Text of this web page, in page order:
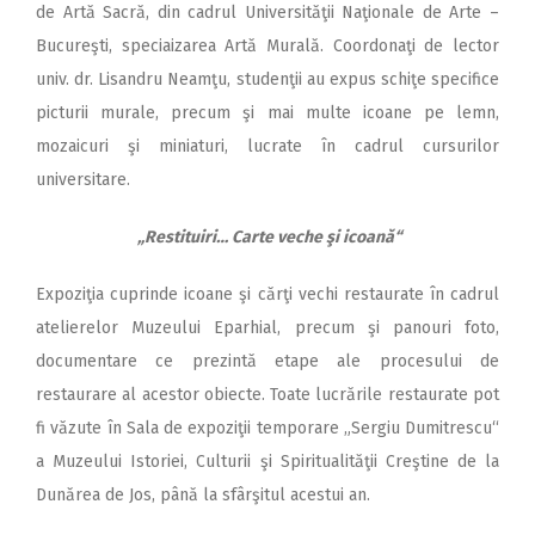
de Artă Sacră, din cadrul Universităţii Naţionale de Arte –
Bucureşti, speciaizarea Artă Murală. Coordonaţi de lector
univ. dr. Lisandru Neamţu, studenţii au expus schiţe specifice
picturii murale, precum şi mai multe icoane pe lemn,
mozaicuri şi miniaturi, lucrate în cadrul cursurilor
universitare.
„Restituiri… Carte veche şi icoană“
Expoziţia cuprinde icoane şi cărţi vechi restaurate în cadrul
atelierelor Muzeului Eparhial, precum şi panouri foto,
documentare ce prezintă etape ale procesului de
restaurare al acestor obiecte. Toate lucrările restaurate pot
fi văzute în Sala de expoziţii temporare „Sergiu Dumitrescu“
a Muzeului Istoriei, Culturii şi Spiritualităţii Creştine de la
Dunărea de Jos, până la sfârşitul acestui an.